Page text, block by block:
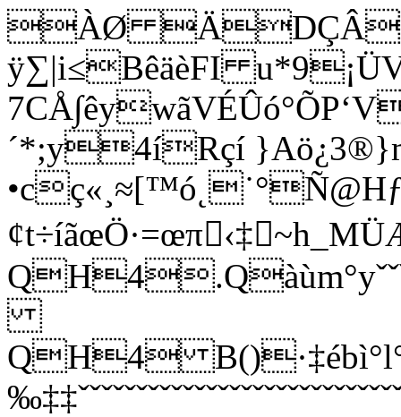
ÀØ
ÿ∑|i≤BêäèFI
´*;y4íRçí
QH4